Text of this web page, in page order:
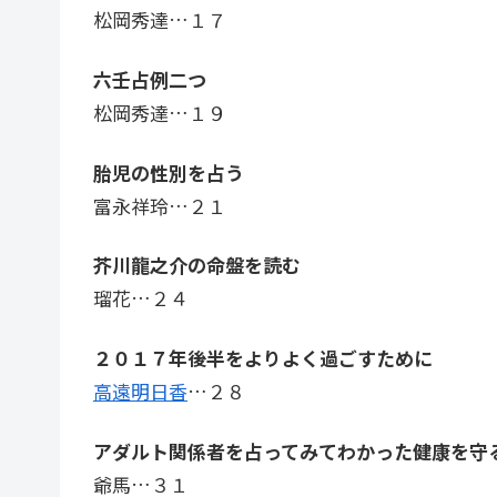
松岡秀達…１７
六壬占例二つ
松岡秀達…１９
胎児の性別を占う
富永祥玲…２１
芥川龍之介の命盤を読む
瑠花…２４
２０１７年後半をよりよく過ごすために
高遠明日香…２８
アダルト関係者を占ってみてわかった健康を
爺馬…３１